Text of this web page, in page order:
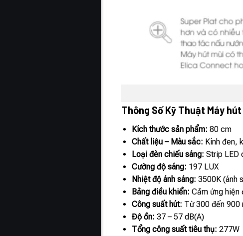
Thông Số Kỹ Thuật Máy
Kích thước sản phẩm: 80 cm
Chất liệu – Màu sắc: Kính đen,
Loại đèn chiếu sáng: Strip LED
Cường độ sáng: 197 LUX
Nhiệt độ ánh sáng: 3500K (ánh
Bảng điều khiển: Cảm ứng hiện
Công suất hút: Từ 300 đến 900
Độ ồn: 37 – 57 dB(A)
Tổng công suất tiêu thụ: 277W